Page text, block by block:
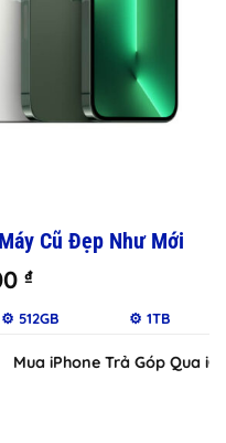
Cũ Đẹp Như Mới
₫Khoảng
từ
11.000.000 ₫
đến
⚙️ 512GB ⚙️ 1TB
Mua iPhone Trả Góp Qua